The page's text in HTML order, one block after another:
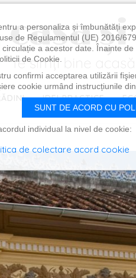
IDEI PRACTICE
a personaliza și îmbunătăți
de Regulamentul (UE) 2016/
a acestor date. Înainte
de Cookie.
confirmi acceptarea utilizării
cookie urmând instrucțiunile
SUNT DE ACORD CU
individual la nivel de cookie:
de colectare acord cookie